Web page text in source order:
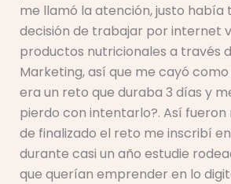
me llamó la atención, justo había
decisión de trabajar por internet
productos nutricionales a través
Marketing, así que me cayó
era un reto que duraba 3 días y
pierdo con intentarlo?. Así fueron
de finalizado el reto me inscribí
durante casi un año estudie
que querían emprender en lo